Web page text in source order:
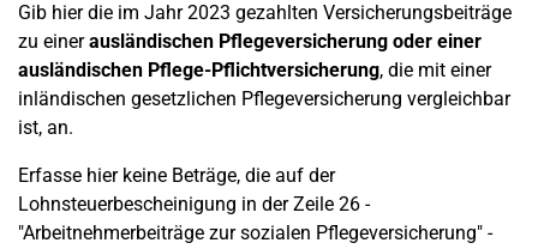
Gib hier die im Jahr 2023 gezahlten Versicherungsbeiträge
zu einerausländischen Pflegeversicherung oder einer
ausländischen Pflege-Pflichtversicherung, die mit einer
inländischen gesetzlichen Pflegeversicherung vergleichbar
ist, an.
Erfasse hier keine Beträge, die auf der
Lohnsteuerbescheinigung in der Zeile 26 -
"Arbeitnehmerbeiträge zur sozialen Pflegeversicherung" -